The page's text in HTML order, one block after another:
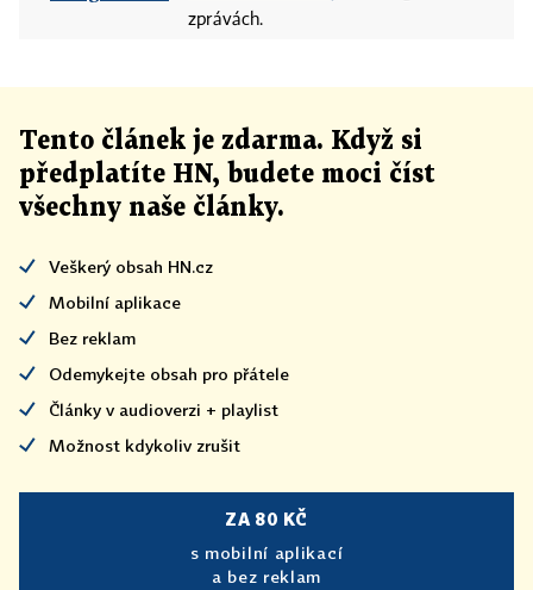
zprávách.
Tento článek je zdarma. Když si
předplatíte HN, budete moci číst
všechny naše články.
Veškerý obsah HN.cz
Mobilní aplikace
Bez reklam
Odemykejte obsah pro přátele
Články v audioverzi + playlist
Možnost kdykoliv zrušit
ZA 80 KČ
s mobilní aplikací
a bez reklam